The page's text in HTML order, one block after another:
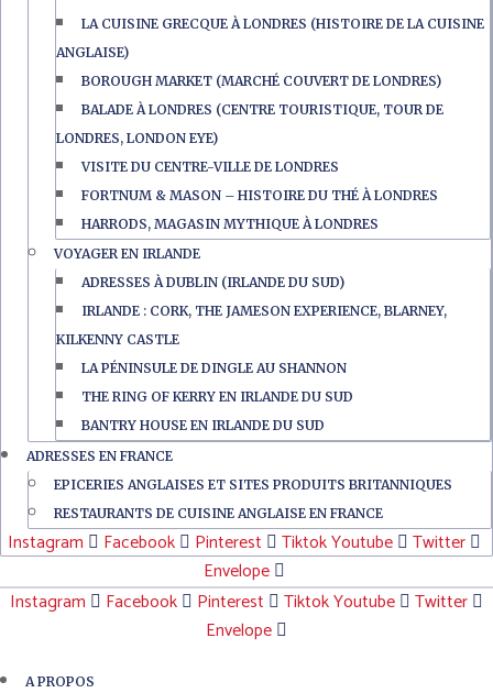
LA CUISINE GRECQUE À LONDRES (HISTOIRE DE LA CUISINE
ANGLAISE)
BOROUGH MARKET (MARCHÉ COUVERT DE LONDRES)
BALADE À LONDRES (CENTRE TOURISTIQUE, TOUR DE
LONDRES, LONDON EYE)
VISITE DU CENTRE-VILLE DE LONDRES
FORTNUM & MASON – HISTOIRE DU THÉ À LONDRES
HARRODS, MAGASIN MYTHIQUE À LONDRES
VOYAGER EN IRLANDE
ADRESSES À DUBLIN (IRLANDE DU SUD)
IRLANDE : CORK, THE JAMESON EXPERIENCE, BLARNEY,
KILKENNY CASTLE
LA PÉNINSULE DE DINGLE AU SHANNON
THE RING OF KERRY EN IRLANDE DU SUD
BANTRY HOUSE EN IRLANDE DU SUD
ADRESSES EN FRANCE
EPICERIES ANGLAISES ET SITES PRODUITS BRITANNIQUES
RESTAURANTS DE CUISINE ANGLAISE EN FRANCE
Instagram Facebook Pinterest TiktokYoutube
Twitter
Envelope
Instagram
Facebook Pinterest TiktokYoutube
Twitter
Envelope
A PROPOS